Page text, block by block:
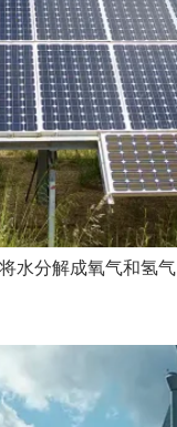
水分解成氧气和氢气